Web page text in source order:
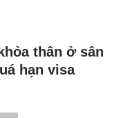
thân ở sân
hạn visa